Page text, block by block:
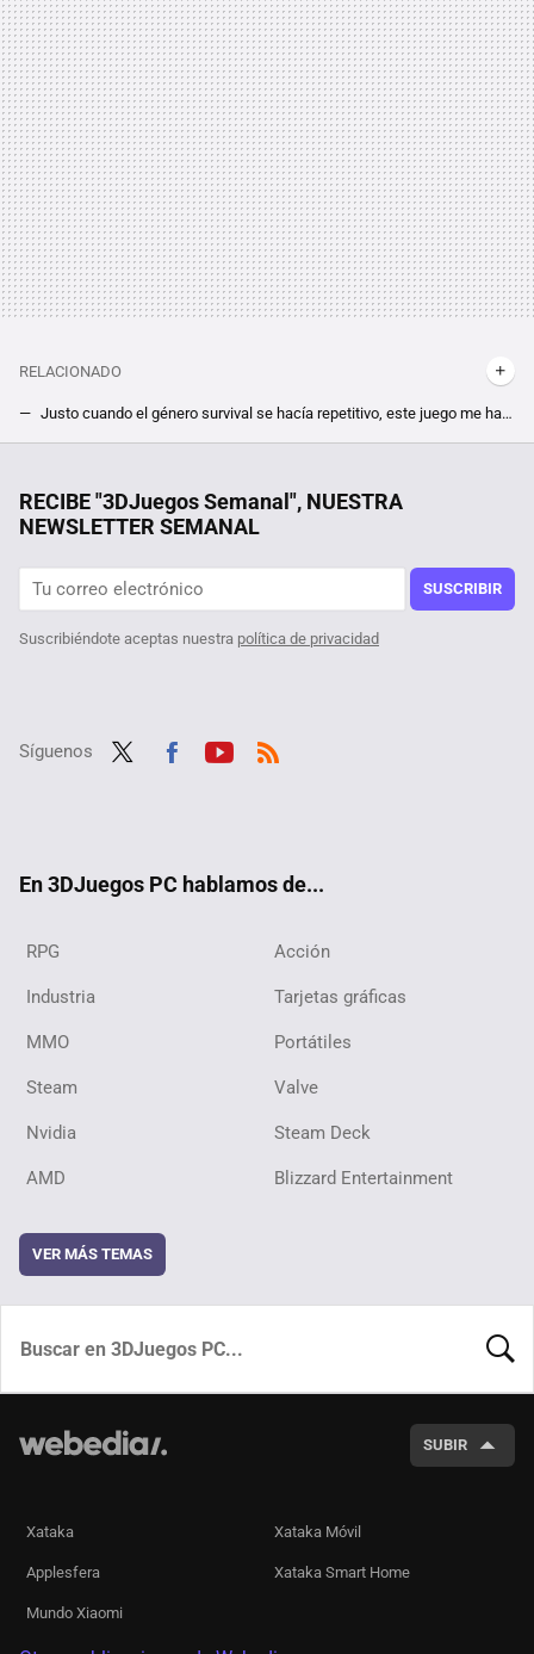
RELACIONADO
Justo cuando el género survival se hacía repetitivo, este juego me ha matado de mil formas que jamás se me habrían ocurrido
RECIBE "3DJuegos Semanal", NUESTRA
NEWSLETTER SEMANAL
SUSCRIBIR
Suscribiéndote aceptas nuestra política de privacidad
Síguenos
En 3DJuegos PC hablamos de...
RPG Acción
Industria Tarjetas gráficas
MMO Portátiles
Steam Valve
Nvidia Steam Deck
AMD Blizzard Entertainment
VER MÁS TEMAS
SUBIR
Xataka Xataka Móvil
Applesfera Xataka Smart Home
Mundo Xiaomi